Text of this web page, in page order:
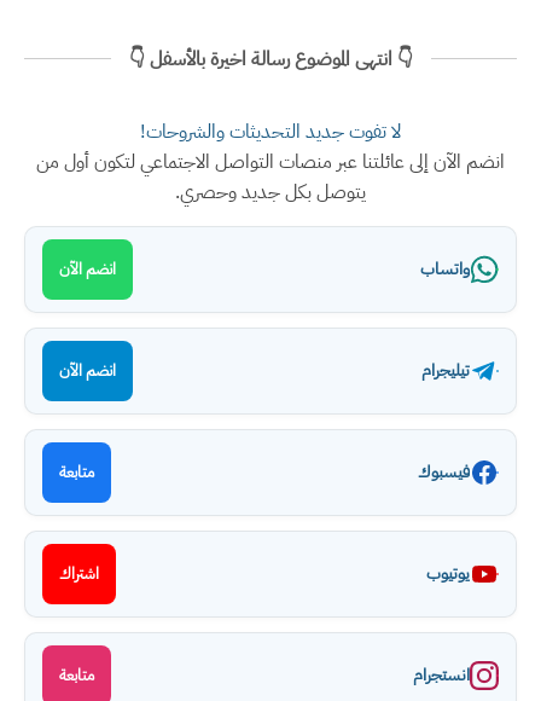
👇 انتهى الموضوع رسالة اخيرة بالأسفل 👇
لا تفوت جديد التحديثات والشروحات!
انضم الآن إلى عائلتنا عبر منصات التواصل الاجتماعي لتكون أول من
يتوصل بكل جديد وحصري.
واتساب انضم الآن
تيليجرام انضم الآن
فيسبوك متابعة
يوتيوب اشتراك
انستجرام متابعة